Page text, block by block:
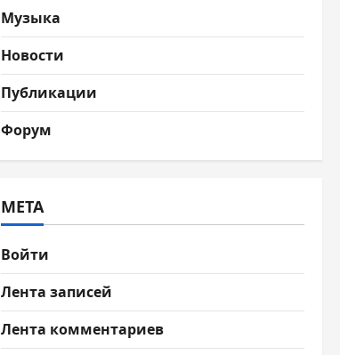
Музыка
Новости
Публикации
Форум
МЕТА
Войти
Лента записей
Лента комментариев